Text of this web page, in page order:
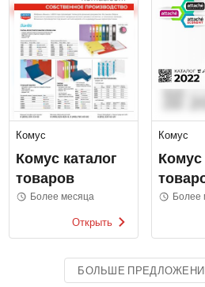
Комус
Комус каталог
товаров
Более месяца
Открыть
Комус
Комус
Более
БОЛЬШЕ